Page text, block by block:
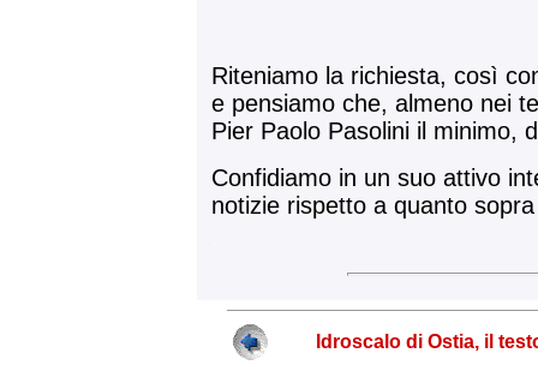
Riteniamo la richiesta, così
e pensiamo che, almeno nei
Pier Paolo Pasolini il minimo,
Confidiamo in un suo attivo
notizie rispetto a quanto
Idroscalo di Ostia, il